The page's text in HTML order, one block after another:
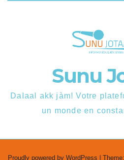
Sunu
Dalaal akk jàm! Votre
un monde en
Proudly powered by WordPress